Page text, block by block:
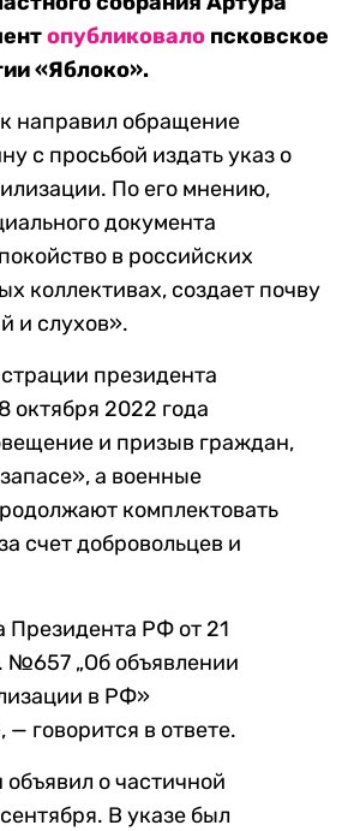
опубликовало псковское
«Яблоко».
направил обращение
с просьбой издать указ о
По его мнению,
документа
в российских
коллективах, создает почву
и слухов».
президента
октября 2022 года
и призыв граждан,
а военные
комплектовать
счет добровольцев и
Президента РФ от 21
№657 „Об объявлении
в РФ»
говорится в ответе.
о частичной
В указе был